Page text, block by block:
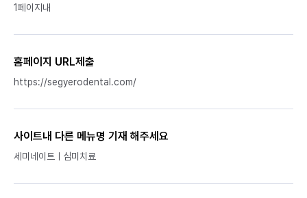
1페이지내
홈페이지 URL제출
https://segyerodental.com/
사이트내 다른 메뉴명 기재 해주세요
세미네이트ㅣ심미치료